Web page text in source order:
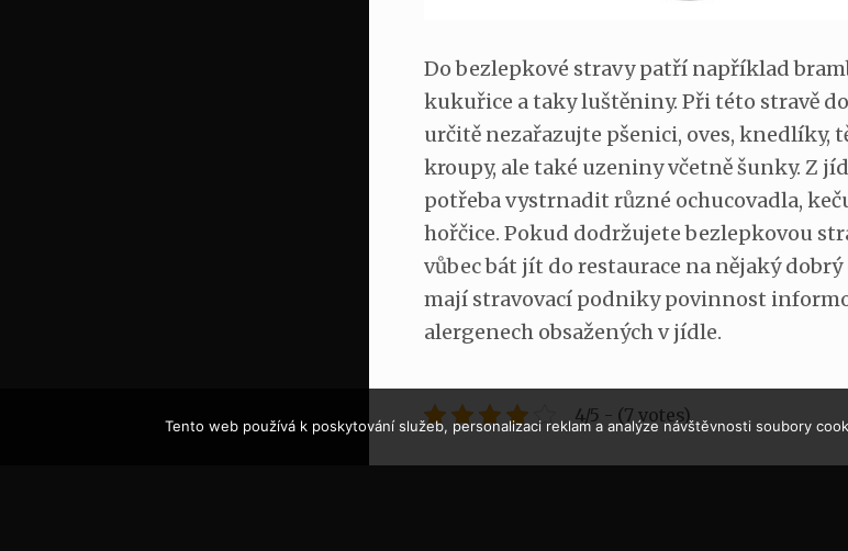
Do bezlepkové stravy patří například
kukuřice a taky luštěniny. Při této stravě
určitě nezařazujte pšenici, oves, knedlíky,
kroupy, ale také uzeniny včetně šunky. Z
potřeba vystrnadit různé ochucovadla,
hořčice. Pokud dodržujete bezlepkovou
vůbec bát jít do restaurace na nějaký dobrý
mají stravovací podniky povinnost
alergenech obsažených v jídle.
4/5 - (7 votes)
Tento web používá k poskytování služeb, personalizaci reklam a analýze návštěvnosti soubory